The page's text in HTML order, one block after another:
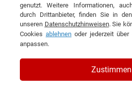
Erfolgreicher E-
Warum
Marketing heute
genutzt. Weitere Informationen,
durch Drittanbieter, finden Sie in
unseren Datenschutzhinweisen. Sie
Cookies ablehnen oder jederzeit über
anpassen.
Zustimmen